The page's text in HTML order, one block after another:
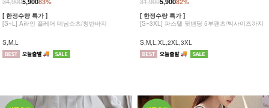
[ 한정수량 특가 ]
[S~L] A라인 플레어 데님쇼츠/청반바지
S,M,L
[ 한정수량 특가 ]
[S~3XL] 파스텔 뒷밴딩 5부팬츠/빅사이즈까지
S,M,L,XL,2XL,3XL